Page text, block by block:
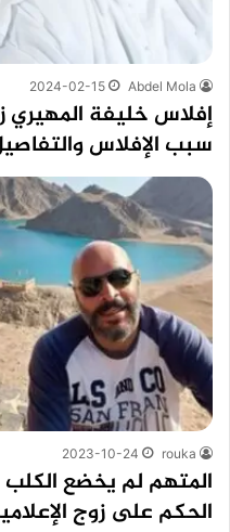
Abdel Mola
2024-02-15
إفلاس خليفة المهيري
سبب الإفلاس
rouka
2023-10-24
المتهم لم يخضع
الحكم على زوج